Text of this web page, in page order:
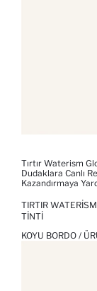
Tırtır Waterism
Dudaklara Canlı
Kazandırmaya
TIRTIR
TINTI
KOYU BORDO /